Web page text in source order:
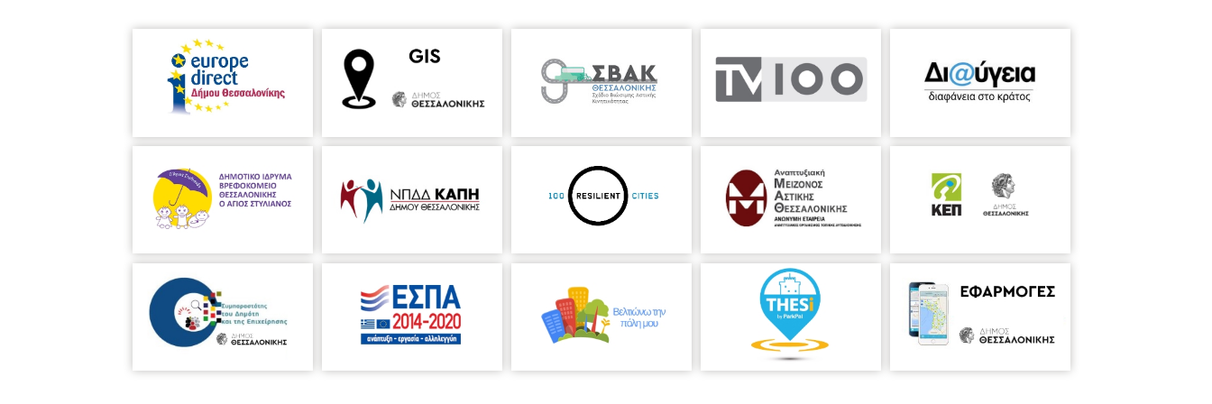
Συμφωνική Ορχήστρα Δήμου Θεσσαλονίκης
Σχεδιασμός & Χειρισμός φώτων: Μαρία ΒενετάκηΦωτογραφίες συντελεστών:Ευαγγελία ΘωμάκουΕπιμέλεια: Αναστασία Ταμουρίδου –
ART
os & Θέαμα ώρα προσέλευσης έως 20.30, ΤΙΜΕΣ ΕΙΣΙΤΗΡΙΩΝ 20 €,μειωμένο 10€ Με βάση τις υγειονομικές οδηγίες, υποχρεωτική είναι: - η
ηλεκτρονική προμήθεια εισιτηρίων (απαραίτητες οδηγίες
) - η χρήση μάσκας καθ’ όλη την παραμονή του κοινού στο ΜΜΘ Η εκδήλωση δεν έχει
διάλειμμα. Ευχαριστούμε τους εκδοτικούς οίκους Εστια, Κέδρος, Ποταμός και Μετρονόμος για την παραχώρηση κειμένων συγγραφέων τους. Η
ΕΚΔΗΛΩΣΗ ΑΝΑΒΑΛΛΕΤΑΙ ΛΟΓΩ COVID-19